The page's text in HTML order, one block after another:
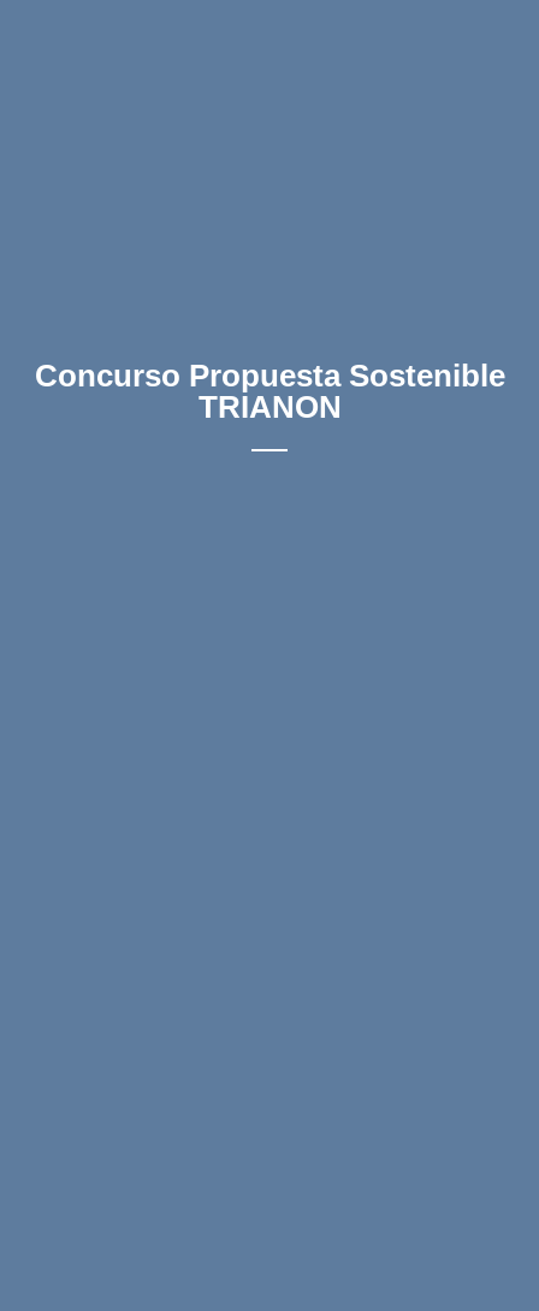
Concurso Propuesta Sostenible
TRIANON